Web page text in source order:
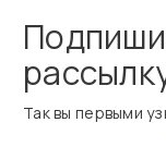
Так вы первыми